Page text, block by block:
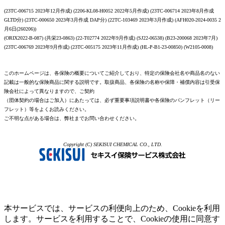
(23TC-006715 2023年12月作成) (2206-KL08-H0052 2022年5月作成) (23TC-006714 2023年8月作成
GLTD分) (23TC-000650 2023年3月作成 DAP分) (22TC-103469 2023年3月作成) (AFH020-2024-0035 2
月6日(260206))
(ORIX2022-B-087) (共栄23-0863) (22-T02774 2022年9月作成) (SJ22-06538) (B23-200068 2023年7月)
(23TC-006769 2023年9月作成) (23TC-005175 2023年11月作成) (HL-P-B1-23-00850) (W2105-0008)
このホームページは、各保険の概要についてご紹介しており、特定の保険会社名や商品名のない
記載は一般的な保険商品に関する説明です。取扱商品、各保険の名称や保障・補償内容は引受保
険会社によって異なりますので、ご契約
（団体契約の場合はご加入）にあたっては、必ず重要事項説明書や各保険のパンフレット（リー
フレット）等をよくお読みください。
ご不明な点がある場合は、弊社までお問い合わせください。
Copyright (C) SEKISUI CHEMICAL CO., LTD.
本サービスでは、サービスの利便向上のため、Cookieを利用
します。サービスを利用することで、Cookieの使用に同意す